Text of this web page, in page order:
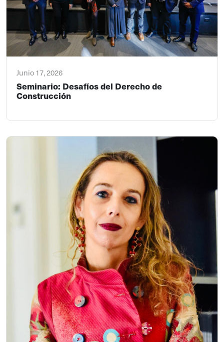
Junio 17, 2026
Seminario: Desafíos del Derecho de
Construcción